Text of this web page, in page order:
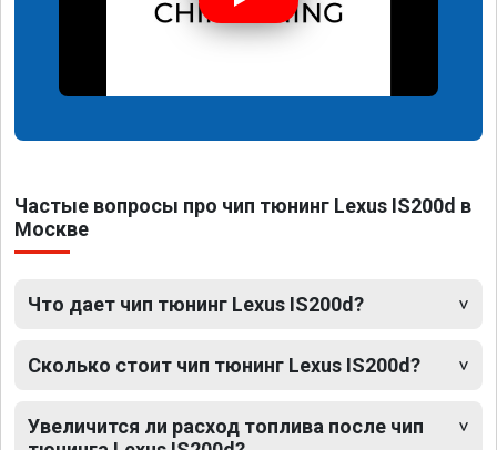
Частые вопросы про чип тюнинг Lexus IS200d в
Москве
Что дает чип тюнинг Lexus IS200d?
Сколько стоит чип тюнинг Lexus IS200d?
Увеличится ли расход топлива после чип